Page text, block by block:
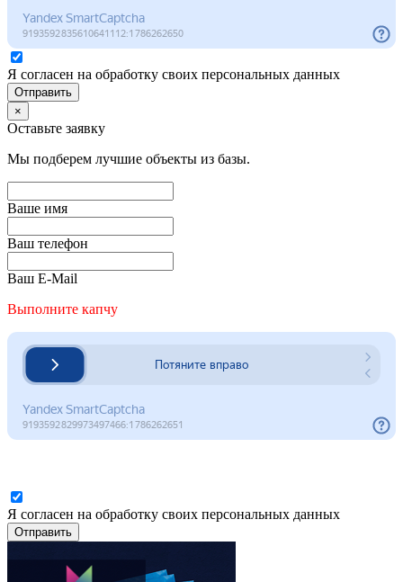
Я согласен на обработку своих персональных данных
Отправить
×
Оставьте заявку
Мы подберем лучшие объекты из базы.
Ваше имя
Ваш телефон
Ваш E-Mail
Выполните капчу
Я согласен на обработку своих персональных данных
Отправить